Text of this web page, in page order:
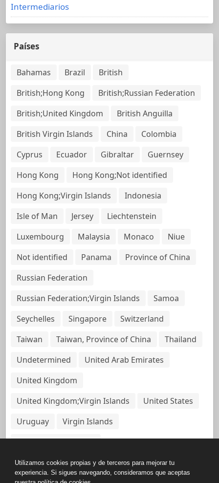
Intermediarios
Países
Bahamas Brazil
British
British;Hong Kong
British;Russian Federation
British;United Kingdom
British Anguilla
British Virgin Islands
China
Colombia
Cyprus
Ecuador Gibraltar
Guernsey
Hong Kong
Hong Kong;Not identified
Hong Kong;Virgin Islands
Indonesia
Isle of Man
Jersey
Liechtenstein
Luxembourg
Malaysia Monaco
Niue
Not identified
Panama
Province of China
Russian Federation
Russian Federation;Virgin Islands
Samoa
Seychelles
Singapore
Switzerland
Taiwan
Taiwan, Province of China
Thailand
Undetermined
United Arab Emirates
United Kingdom
United Kingdom;Virgin Islands
United States
Uruguay
Virgin Islands
Virgin Islands, British
Utilizamos cookies propias y de terceros para mejorar tu
experiencia. Si sigues navegando, consideramos que aceptas